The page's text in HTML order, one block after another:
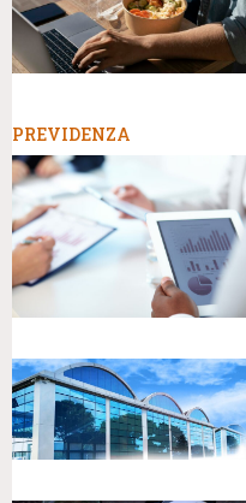
PREVIDENZA